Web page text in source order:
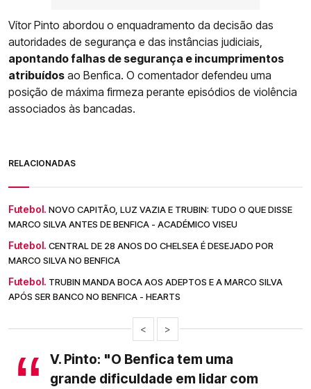
Vítor Pinto abordou o enquadramento da decisão das
autoridades de segurança e das instâncias judiciais,
apontando falhas de segurança e incumprimentos
atribuídos ao Benfica. O comentador defendeu uma
posição de máxima firmeza perante episódios de violência
associados às bancadas.
RELACIONADAS
Futebol. NOVO CAPITÃO, LUZ VAZIA E TRUBIN: TUDO O QUE DISSE
MARCO SILVA ANTES DE BENFICA - ACADÉMICO VISEU
Futebol. CENTRAL DE 28 ANOS DO CHELSEA É DESEJADO POR
MARCO SILVA NO BENFICA
Futebol. TRUBIN MANDA BOCA AOS ADEPTOS E A MARCO SILVA
APÓS SER BANCO NO BENFICA - HEARTS
< >
V. Pinto: "O Benfica tem uma
grande dificuldade em lidar com